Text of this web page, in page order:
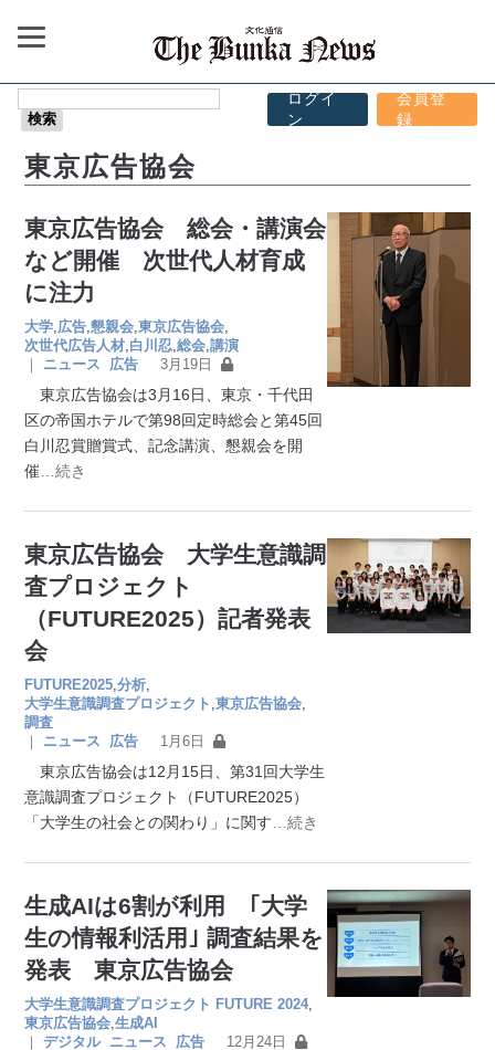
ログイ
ン
会員登
録
東京広告協会
東京広告協会 総会・講演会
など開催 次世代人材育成
に注力
大学 広告 ,懇親会 ,東京広告協会
次世代広告人材 白川忍 ,総会 ,講演
｜
ニュース 広告 3月19日
東京広告協会は3月16日、東京・千代田
区の帝国ホテルで第98回定時総会と第45回
白川忍賞贈賞式、記念講演、懇親会を開
催 …続き
東京広告協会 大学生意識調
査プロジェクト
（FUTURE2025）記者発表
会
FUTURE2025 ,分析
大学生意識調査プロジェクト ,東京広告協会
調査
｜
ニュース 広告 1月6日
東京広告協会は12月15日、第31回大学生
意識調査プロジェクト（FUTURE2025）
「大学生の社会との関わり」に関す …続き
生成AIは6割が利用 ｢大学
生の情報利活用｣ 調査結果を
発表 東京広告協会
大学生意識調査プロジェクト FUTURE 2024,
東京広告協会 ,生成AI
｜
デジタル ニュース 広告 12月24日